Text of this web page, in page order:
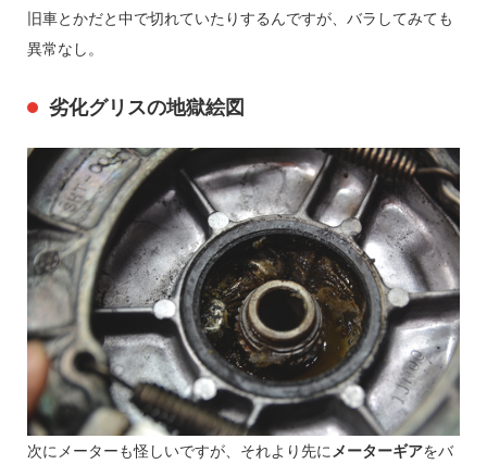
旧車とかだと中で切れていたりするんですが、バラしてみても
異常なし。
劣化グリスの地獄絵図
次にメーターも怪しいですが、それより先にメーターギアをバ